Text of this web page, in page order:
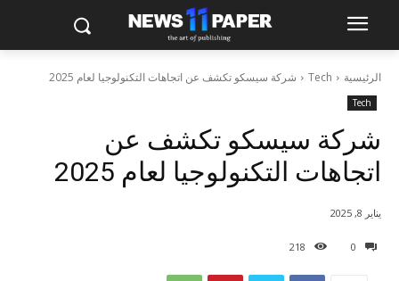
الرئيسية Tech شركة سيسكو تكشف عن اتجاهات التكنولوجيا لعام 2025
Tech
شركة سيسكو تكشف عن
اتجاهات التكنولوجيا لعام 2025
0
218
يناير 8, 2025